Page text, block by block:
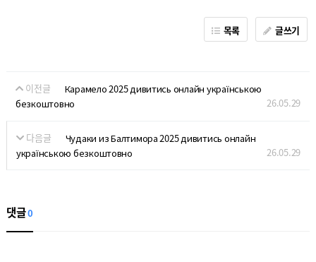
목록 글쓰기
이전글
Карамело 2025 дивитись онлайн українською
безкоштовно
26.05.29
다음글
Чудаки из Балтимора 2025 дивитись онлайн
українською безкоштовно
26.05.29
댓글0